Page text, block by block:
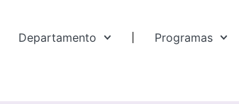
Departamento Programas